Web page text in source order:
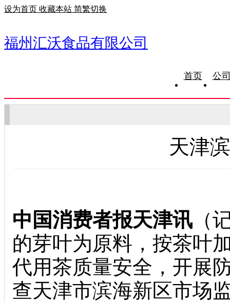
设为首页 收藏本站 简繁切换
福州汇沃食品有限公司
首页 公
天津
中国消费者报天津讯 （
的芽叶为原料，按茶叶
代用茶质量安全，开展
查天津市滨海新区市场